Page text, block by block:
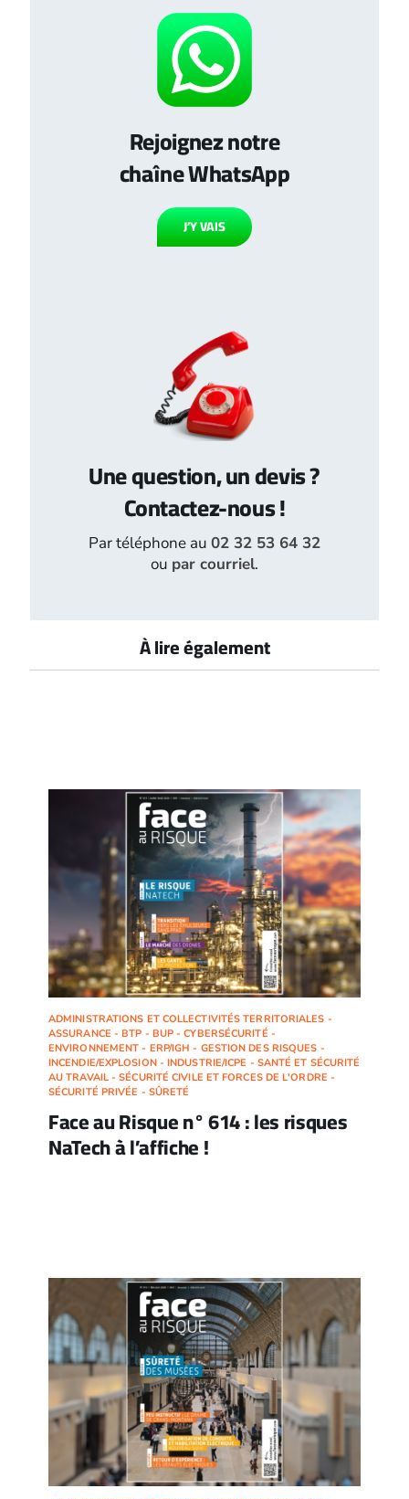
Rejoignez notre
chaîne WhatsApp
J’Y VAIS
Une question, un devis ?
Contactez-nous !
Par téléphone au 02 32 53 64 32
ou par courriel.
À lire également
ADMINISTRATIONS ET COLLECTIVITÉS TERRITORIALES -
ASSURANCE - BTP - BUP - CYBERSÉCURITÉ -
ENVIRONNEMENT - ERP/IGH - GESTION DES RISQUES -
INCENDIE/EXPLOSION - INDUSTRIE/ICPE - SANTÉ ET SÉCURITÉ
AU TRAVAIL - SÉCURITÉ CIVILE ET FORCES DE L'ORDRE -
SÉCURITÉ PRIVÉE - SÛRETÉ
Face au Risque n° 614 : les risques
NaTech à l’affiche !